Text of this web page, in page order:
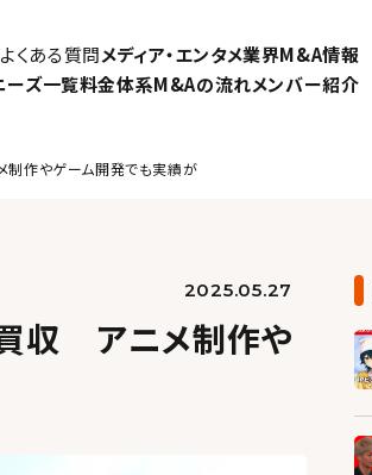
よくある質問メディア・エンタメ業界M&A情報
ーズ一覧料金体系M&Aの流れメンバー紹介
制作やゲーム開発でも実績が
2025.05.27
買収 アニメ制作や